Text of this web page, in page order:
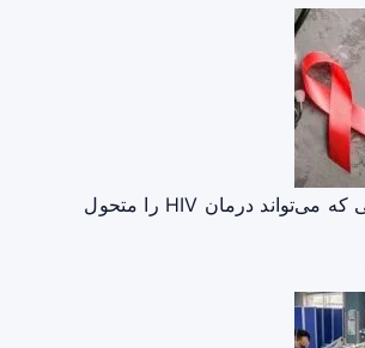
قرص آزمایشی که می‌تواند درمان HIV را متحول